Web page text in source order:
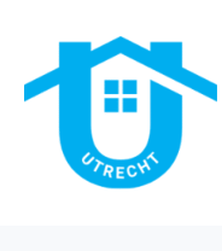
inhoud